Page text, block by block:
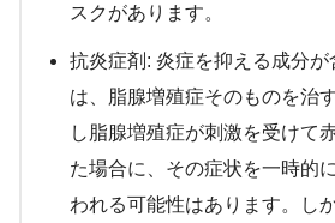
スクがあります。
抗炎症剤: 炎症を抑える成分
は、脂腺増殖症そのものを治
し脂腺増殖症が刺激を受けて
た場合に、その症状を一時的
われる可能性はあります。し